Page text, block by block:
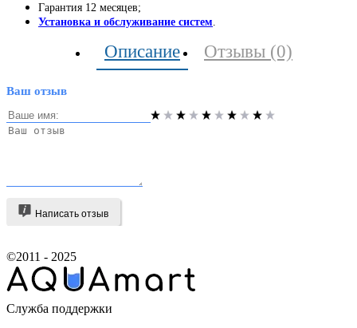
Гарантия 12 месяцев;
Установка и обслуживание систем
Описание Отзывы (0)
Ваш отзыв
Написать отзыв
©2011 - 2025
Служба поддержки